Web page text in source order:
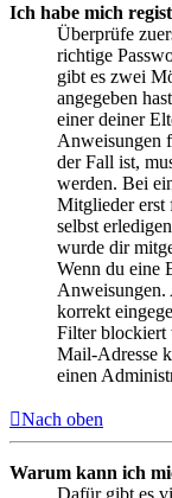
Ich habe mich
Überprüfe
richtige
gibt es zwei
angegeben
einer deiner
Anweisungen
der Fall ist,
werden. Bei
Mitglieder erst
selbst
wurde dir
Wenn du eine
Anweisungen.
korrekt
Filter blockiert
Mail-Adresse
einen
Nach oben
Warum kann ich
Dafür gibt es